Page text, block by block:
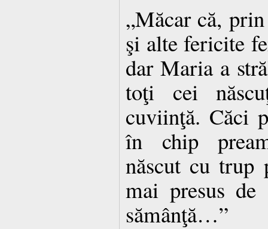
„Măcar că,
şi alte fericite
dar Maria a
toţi cei
cuviinţă. Căci
în chip
născut cu trup
mai presus
sămânţă…”